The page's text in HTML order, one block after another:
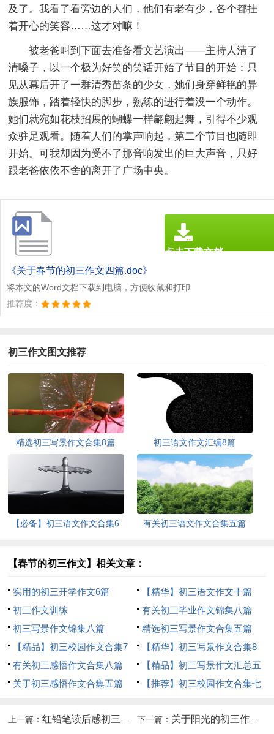
及了。我看了看旁边的人们，他们有老有少，各个都挂
着开心的笑容……这才对嘛！
被老爸叫到下面去准备看文艺演出――主持人清了
清嗓子，以一个极为好笑的笑话开始了节目的开始：只
见从幕后开了一群清秀苗条的少女，她们身穿鲜艳的异
族服饰，踏着轻快的脚步，熟练的进行着没一个动作。
她们就宛如花枝招展的蝴蝶一样翩翩起舞，引得不少观
众驻足观看。随着人们的掌声响起，第二个节目也随即
开始。可我却因为受不了那音响发出的巨大声音，只好
跟老爸依依不舍的离开了广场中央。
《关于春节的初三作文四篇.doc》
将本文的Word文档下载到电脑，方便收藏和打印
推荐度：
点击下载文档
初三作文图文推荐
精选初三写景作文合集8篇 初三语文作文汇编8篇
【必备】初三语文作文合集6
有关初三语文作文合集五篇
【春节的初三作文】相关文章：
实用的初三开学作文6篇
【精华】初三语文作文十篇
初三作文训练
有关初三毕业作文锦集八篇
初三写景作文锦集八篇
精选初三写景作文合集五篇
【精品】初三校园作文合集7
篇
【精华】初三写景作文合集8
篇
有关初三感悟作文合集八篇
【精品】初三写景作文汇总五
篇
关于初三感悟作文合集五篇
【推荐】初三校园作文合集七
上一篇：红铅笔读后感初三原创作文 下一篇： 关于阳光的初三作文450字